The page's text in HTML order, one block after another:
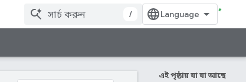
/
এই পৃষ্ঠায় যা যা আছে